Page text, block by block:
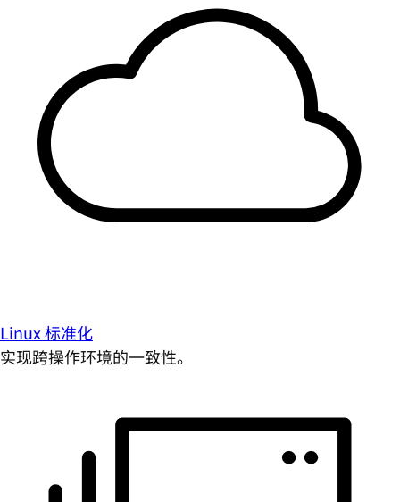
Linux 标准化
实现跨操作环境的一致性。